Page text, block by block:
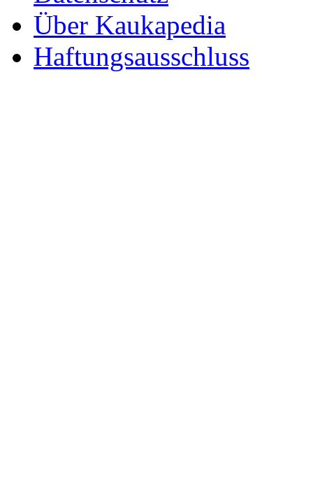
Über Kaukapedia
Haftungsausschluss